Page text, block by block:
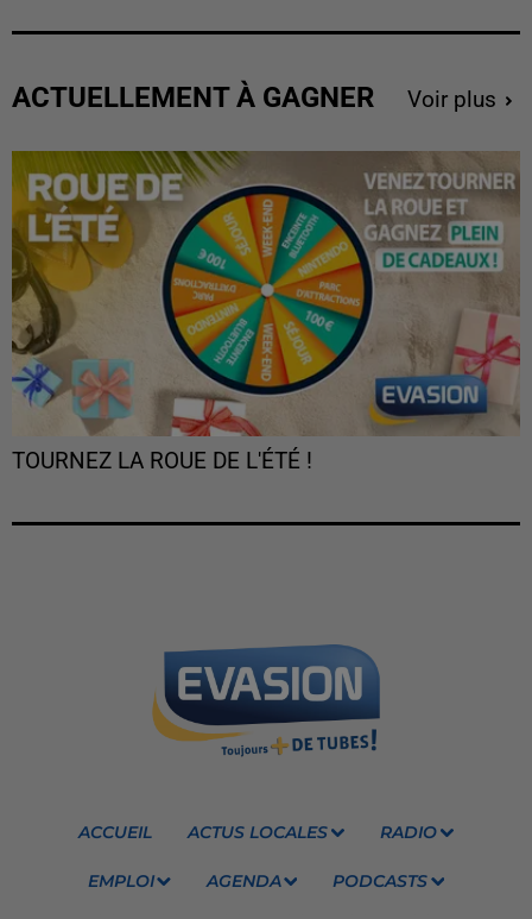
ACTUELLEMENT À GAGNER Voir plus
TOURNEZ LA ROUE DE L'ÉTÉ !
ACCUEIL ACTUS LOCALES RADIO
EMPLOI AGENDA PODCASTS